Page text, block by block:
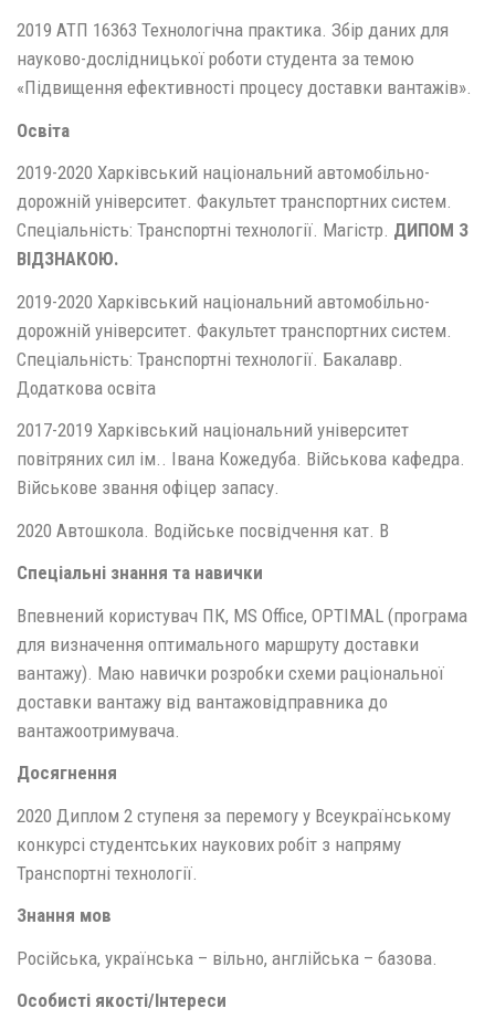
2019 АТП 16363 Технологічна практика. Збір даних для
науково-дослідницької роботи студента за темою
«Підвищення ефективності процесу доставки вантажів».
Освіта
2019-2020 Харківський національний автомобільно-
дорожній університет. Факультет транспортних систем.
Спеціальність: Транспортні технології. Магістр. ДИПОМ З
ВІДЗНАКОЮ.
2019-2020 Харківський національний автомобільно-
дорожній університет. Факультет транспортних систем.
Спеціальність: Транспортні технології. Бакалавр.
Додаткова освіта
2017-2019 Харківський національний університет
повітряних сил ім.. Івана Кожедуба. Військова кафедра.
Військове звання офіцер запасу.
2020 Автошкола. Водійське посвідчення кат. В
Спеціальні знання та навички
Впевнений користувач ПК, MS Office, OPTIMAL (програма
для визначення оптимального маршруту доставки
вантажу). Маю навички розробки схеми раціональної
доставки вантажу від вантажовідправника до
вантажоотримувача.
Досягнення
2020 Диплом 2 ступеня за перемогу у Всеукраїнському
конкурсі студентських наукових робіт з напряму
Транспортні технології.
Знання мов
Російська, українська – вільно, англійська – базова.
Особисті якості/Інтереси